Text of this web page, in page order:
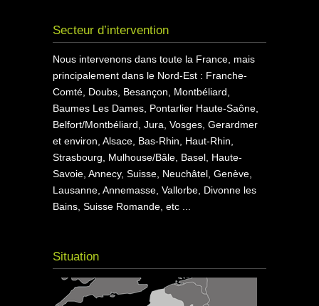
Secteur d’intervention
Nous intervenons dans toute la France, mais
principalement dans le Nord-Est : Franche-
Comté, Doubs, Besançon, Montbéliard,
Baumes Les Dames, Pontarlier Haute-Saône,
Belfort/Montbéliard, Jura, Vosges, Gerardmer
et environ, Alsace, Bas-Rhin, Haut-Rhin,
Strasbourg, Mulhouse/Bâle, Basel, Haute-
Savoie, Annecy, Suisse, Neuchâtel, Genève,
Lausanne, Annemasse, Vallorbe, Divonne les
Bains, Suisse Romande, etc ...
Situation